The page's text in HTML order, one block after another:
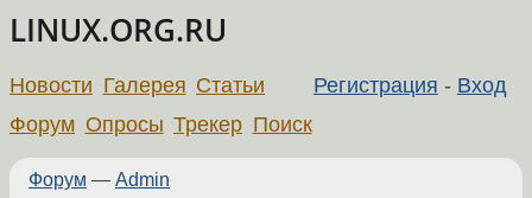
LINUX.ORG.RU
Регистрация - Вход
Новости Галерея Статьи
Форум Опросы Трекер Поиск
Форум — Admin